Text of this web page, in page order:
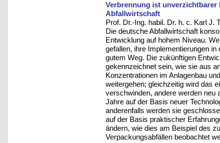
Verbrennung ist
Abfallwirtschaft
Prof. Dr.-Ing. habil. Dr. h. c. Karl J.
Die deutsche Abfallwirtschaft
Entwicklung auf hohem Niveau.
gefallen, ihre Implementierungen
gutem Weg. Die zukünftigen
gekennzeichnet sein, wie sie aus
Konzentrationen im Anlagenbau
weitergehen; gleichzeitig wird das
verschwinden, andere werden neu
Jahre auf der Basis neuer
anderenfalls werden sie
auf der Basis praktischer
ändern, wie dies am Beispiel des
Verpackungsabfällen beobachtet